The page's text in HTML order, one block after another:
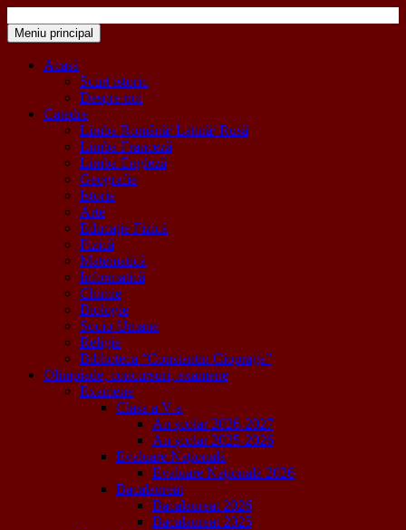
la
conținut
Colegiul Național „Mihail Sadoveanu” Pașcani
"Inima educației este educația inimii!"
Meniu principal
Acasă
Scurt istoric
Despre noi
Catedre
Limba Română/ Latină/ Rusă
Limba Franceză
Limba Engleză
Geografie
Istorie
Arte
Educație Fizică
Fizică
Matematică
Informatică
Chimie
Biologie
Socio-Umane
Religie
Biblioteca “Constantin Ciopraga”
Olimpiade, concursuri, examene
Examene
Clasa a V-a
An școlar 2026-2027
An școlar 2025-2026
Evaluare Națională
Evaluare Națională 2026
Bacalaureat
Bacalaureat 2026
Bacalaureat 2025